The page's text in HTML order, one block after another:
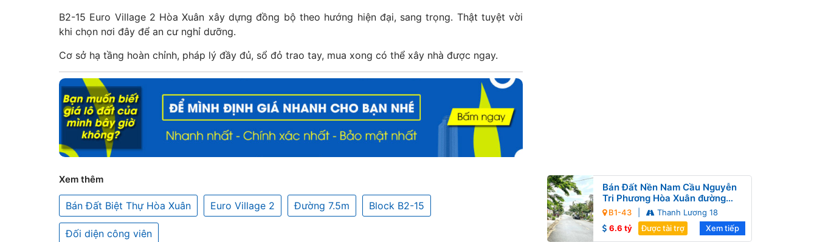
B2-15 Euro Village 2 Hòa Xuân xây dựng đồng bộ theo hướng hiện đại, sang trọng. Thật tuyệt vời
khi chọn nơi đây để an cư nghỉ dưỡng.
Cơ sở hạ tầng hoàn chỉnh, pháp lý đầy đủ, sổ đỏ trao tay, mua xong có thể xây nhà được ngay.
Xem thêm
Bán Đất Biệt Thự Hòa Xuân Euro Village 2 Đường 7.5m Block B2-15
Đối diện công viên
Bán Đất Nền Nam Cầu Nguyễn
Tri Phương Hòa Xuân đường
Thanh Lương 18 B1-43 lô 9x
B1-43
Thanh Lương 18
6.6 tỷ
Được tài trợ Xem tiếp